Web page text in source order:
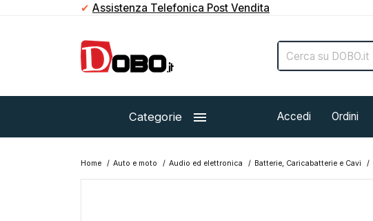
✔ Assistenza Telefonica Post Vendita
Categorie  Accedi Ordini
Home Auto e moto Audio ed elettronica Batterie, Caricabatterie e Cavi